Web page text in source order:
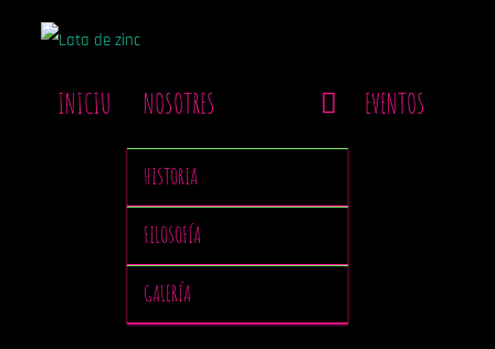
INICIU NOSOTRES
HISTORIA
FILOSOFÍA
GALERÍA
EVENTOS